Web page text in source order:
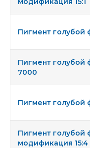
Пигмент голубой
Пигмент голубой
7000
Пигмент голубой
Пигмент голубой
модификация 15:4